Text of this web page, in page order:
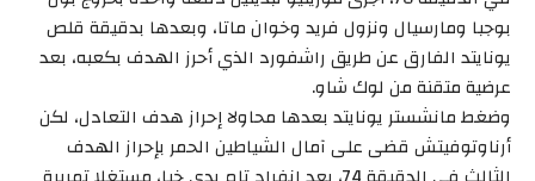
بوجبا ومارسيال ونزول فريد وخوان ماتا، وبعدها بدقيقة قلص
يونايتد الفارق عن طريق راشفورد الذي أحرز الهدف بكعبه، بعد
عرضية متقنة من لوك شاو.
وضغط مانشستر يونايتد بعدها محاولا إحراز هدف التعادل، لكن
أرناوتوفيتش قضى على آمال الشياطين الحمر بإحراز الهدف